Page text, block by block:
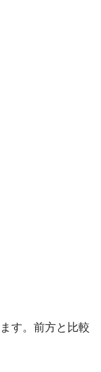
す。前方と比較